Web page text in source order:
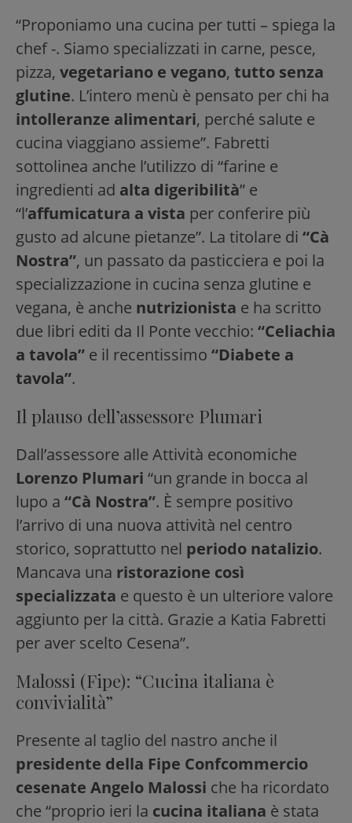
“Proponiamo una cucina per tutti – spiega la
chef -. Siamo specializzati in carne, pesce,
pizza, vegetariano e vegano, tutto senza
glutine. L’intero menù è pensato per chi ha
intolleranze alimentari, perché salute e
cucina viaggiano assieme”. Fabretti
sottolinea anche l’utilizzo di “farine e
ingredienti ad alta digeribilità” e
“l’affumicatura a vista per conferire più
gusto ad alcune pietanze”. La titolare di “Cà
Nostra”, un passato da pasticciera e poi la
specializzazione in cucina senza glutine e
vegana, è anche nutrizionista e ha scritto
due libri editi da Il Ponte vecchio: “Celiachia
a tavola” e il recentissimo “Diabete a
tavola”.
Il plauso dell’assessore Plumari
Dall’assessore alle Attività economiche
Lorenzo Plumari “un grande in bocca al
lupo a “Cà Nostra”. È sempre positivo
l’arrivo di una nuova attività nel centro
storico, soprattutto nel periodo natalizio.
Mancava una ristorazione così
specializzata e questo è un ulteriore valore
aggiunto per la città. Grazie a Katia Fabretti
per aver scelto Cesena”.
Malossi (Fipe): “Cucina italiana è
convivialità”
Presente al taglio del nastro anche il
presidente della Fipe Confcommercio
cesenate Angelo Malossi che ha ricordato
che “proprio ieri la cucina italiana è stata